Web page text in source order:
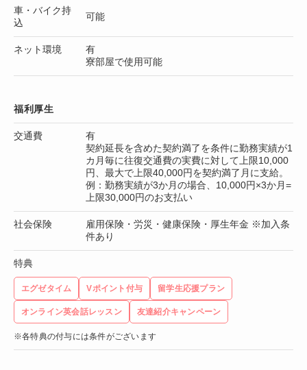
車・バイク持
込
可能
ネット環境
有
寮部屋で使用可能
福利厚生
交通費
有
契約延長を含めた契約満了を条件に勤務実績が1
カ月毎に往復交通費の実費に対して上限10,000
円、最大で上限40,000円を契約満了月に支給。
例：勤務実績が3か月の場合、10,000円×3か月=
上限30,000円のお支払い
社会保険
雇用保険・労災・健康保険・厚生年金 ※加入条
件あり
特典
エグゼタイム Vポイント付与 留学生応援プラン
オンライン英会話レッスン 友達紹介キャンペーン
※各特典の付与には条件がございます